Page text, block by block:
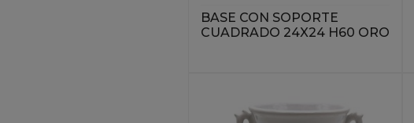
BASE CON SOPORTE
CUADRADO 24X24 H60 ORO